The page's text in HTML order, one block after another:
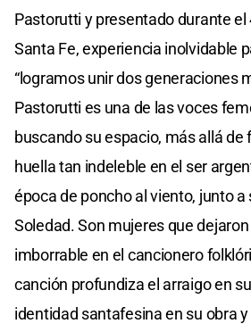
Pastorutti y presentado durante el
Santa Fe, experiencia inolvidable
“logramos unir dos generaciones
Pastorutti es una de las voces
buscando su espacio, más allá de
huella tan indeleble en el ser
época de poncho al viento, junto a
Soledad. Son mujeres que
imborrable en el cancionero
canción profundiza el arraigo en
identidad santafesina en su obra